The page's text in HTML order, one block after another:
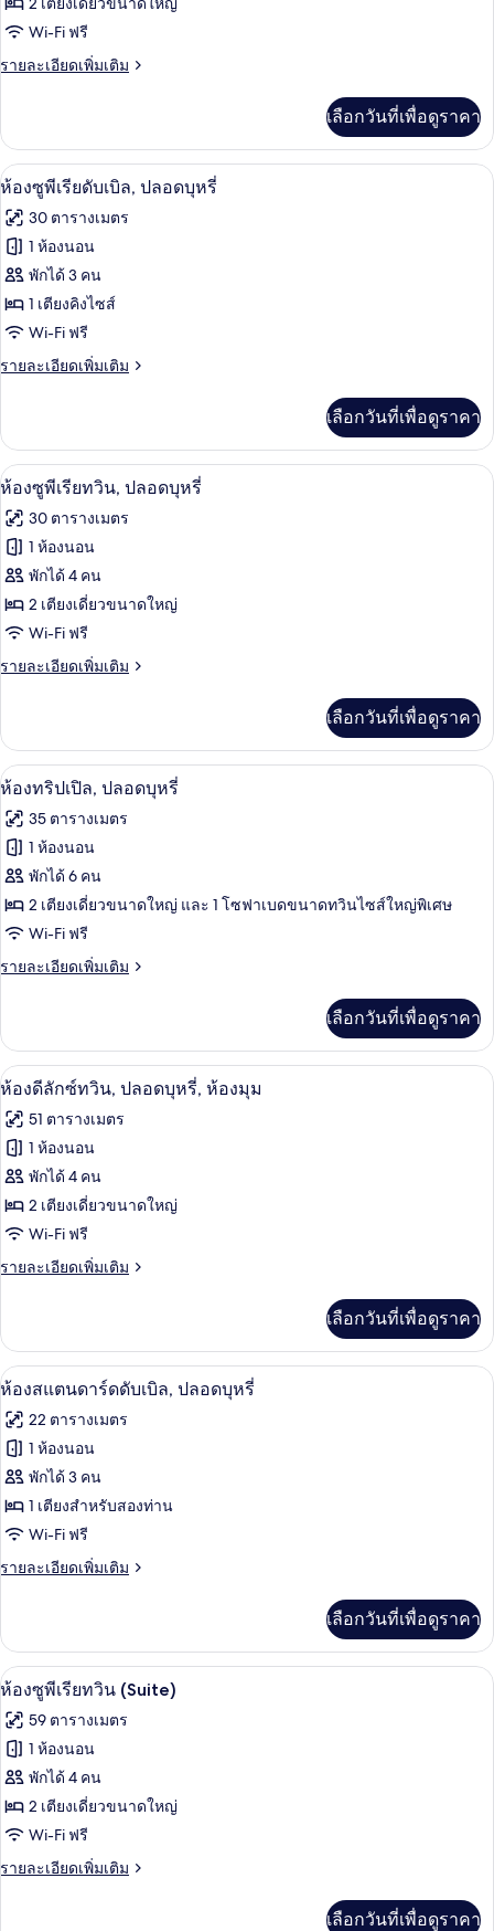
บุหรี่
ห้อง
ดี
ลัก
ทวิน,
ปลอด
บุหรี่
Wi-Fi ฟรี
รายละเอียดเพิ่มเติม
ราย
เกี่ยว
กับ
ห้อง
ลัก
ซ์
น,
ปลอด
บุหรี่
เลือกวันที่เพื่อดูราคา
เปิด
ภาพถ่าย
ทั้งหมด
ของ
ห้อง
ซู
พี
บเบิล,
ปลอด
บุหรี่
มินิบาร์, ตู้นิรภัยในห้องพัก, โต๊ะทำงาน,
1
ห้องซูพีเรียดับเบิล, ปลอดบุหรี่
30 ตารางเมตร
1 ห้องนอน
พักได้ 3 คน
1 เตียงคิงไซส์
Wi-Fi ฟรี
รายละเอียดเพิ่มเติม
ราย
เกี่ยว
กับ
ห้อง
พี
เรียดั
ปลอด
บุหรี่
เลือกวันที่เพื่อดูราคา
เปิด
ภาพถ่าย
ทั้งหมด
ของ
ห้อง
ซู
พี
ทวิน,
ปลอด
บุหรี่
มินิบาร์, ตู้นิรภัยในห้องพัก, โต๊ะทำงาน,
1
ห้องซูพีเรียทวิน, ปลอดบุหรี่
30 ตารางเมตร
1 ห้องนอน
พักได้ 4 คน
2 เตียงเดี่ยวขนาดใหญ่
Wi-Fi ฟรี
รายละเอียดเพิ่มเติม
ราย
เกี่ยว
กับ
ห้อง
พี
เรีย
น,
ปลอด
บุหรี่
เลือกวันที่เพื่อดูราคา
เปิด
ภาพถ่าย
ทั้งหมด
ของ
ห้อง
ทริปเปิล,
ปลอด
มินิบาร์, ตู้นิรภัยในห้องพัก, โต๊ะทำงาน,
1
ห้องทริปเปิล, ปลอดบุหรี่
35 ตารางเมตร
1 ห้องนอน
พักได้ 6 คน
2 เตียงเดี่ยวขนาดใหญ่ และ 1 โซฟาเบดขนาดทวินไซส์ใหญ่พิเศษ
Wi-Fi ฟรี
รายละเอียดเพิ่มเติม
ราย
เกี่ยว
กับ
ห้อง
ปลอด
บุหรี่
เลือกวันที่เพื่อดูราคา
เปิด
ภาพถ่าย
ทั้งหมด
ของ
ห้อง
ดี
ลัก
ทวิน,
ปลอด
บุหรี่,
ห้อง
มุม
ห้องดีลักซ์ทวิน, ปลอดบุหรี่, ห้องมุม | มิ
4
ห้องดีลักซ์ทวิน, ปลอดบุหรี่, ห้องมุม
51 ตารางเมตร
1 ห้องนอน
พักได้ 4 คน
2 เตียงเดี่ยวขนาดใหญ่
Wi-Fi ฟรี
รายละเอียดเพิ่มเติม
ราย
เกี่ยว
กับ
ห้อง
ลัก
ซ์
น,
ปลอด
บุหรี่,
ห้อง
มุม
เลือกวันที่เพื่อดูราคา
เปิด
ภาพถ่าย
ทั้งหมด
ของ
ห้อง
สแตนดาร์ด
ดับเบิล,
บุหรี่
มินิบาร์, ตู้นิรภัยในห้องพัก, โต๊ะทำงาน,
1
ห้องสแตนดาร์ดดับเบิล, ปลอดบุหรี่
22 ตารางเมตร
1 ห้องนอน
พักได้ 3 คน
1 เตียงสำหรับสองท่าน
Wi-Fi ฟรี
รายละเอียดเพิ่มเติม
ราย
เกี่ยว
กับ
ห้อง
สแตนดาร์ด
ดับเบิล,
ปลอด
เลือกวันที่เพื่อดูราคา
เปิด
ภาพถ่าย
ทั้งหมด
ของ
ห้อง
ซู
พี
ห้องซูพีเรียทวิน (Suite) | มินิบาร์, ตู้นิร
3
ห้องซูพีเรียทวิน (Suite)
59 ตารางเมตร
1 ห้องนอน
พักได้ 4 คน
2 เตียงเดี่ยวขนาดใหญ่
Wi-Fi ฟรี
รายละเอียดเพิ่มเติม
ราย
เลือกวันที่เพื่อดูราคา